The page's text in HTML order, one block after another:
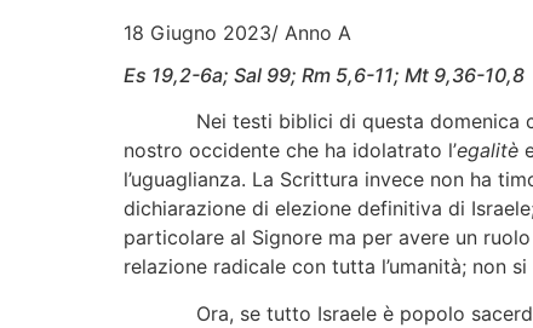
18 Giugno 2023/ Anno A
Es 19,2-6a; Sal 99; Rm 5,6-11; Mt 9,36-10,8
Nei testi biblici di questa domenica ci è
nostro occidente che ha idolatrato l’egalitè
l’uguaglianza. La Scrittura invece non ha
dichiarazione di elezione definitiva di
particolare al Signore ma per avere un
relazione radicale con tutta l’umanità; non
Ora, se tutto Israele è popolo